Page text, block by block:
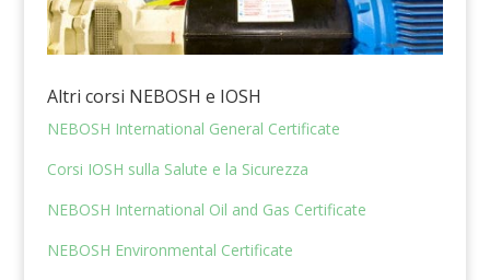
Altri corsi NEBOSH e IOSH
NEBOSH International General Certificate
Corsi IOSH sulla Salute e la Sicurezza
NEBOSH International Oil and Gas Certificate
NEBOSH Environmental Certificate